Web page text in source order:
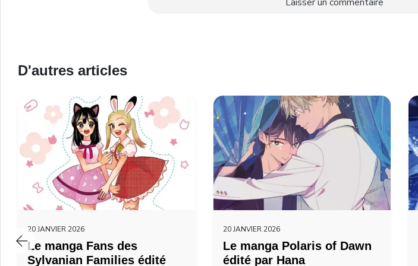
D'autres articles
20 JANVIER 2026
Le manga Fans des
Sylvanian Families édité
20 JANVIER 2026
Le manga Polaris of Dawn
édité par Hana